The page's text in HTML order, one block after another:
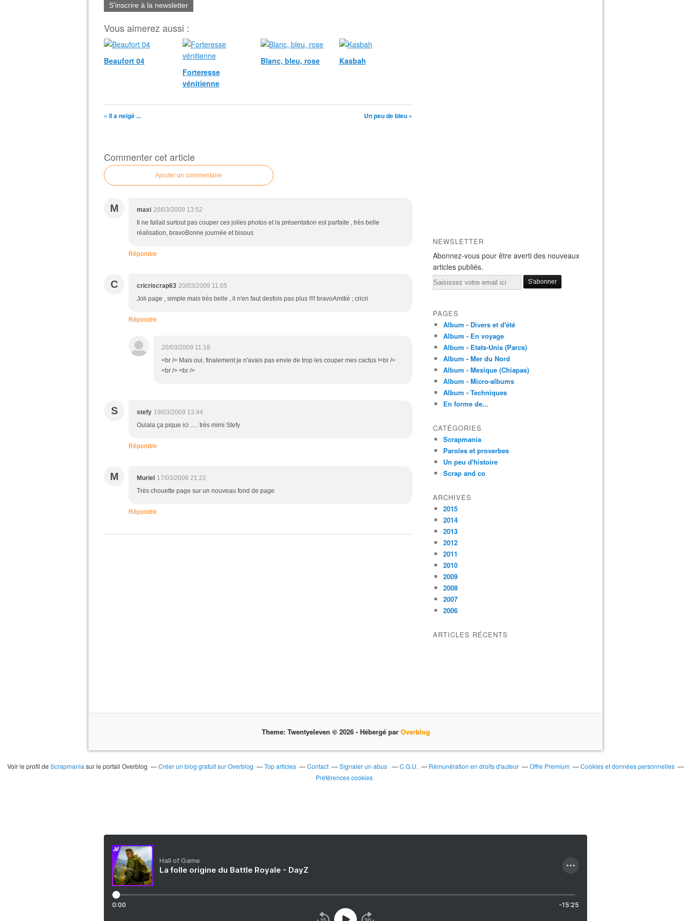
S'inscrire à la newsletter
Vous aimerez aussi :
Beaufort 04
Forteresse
vénitienne
Blanc, bleu, rose Kasbah
« Il a neigé ... Un peu de bleu »
Commenter cet article
Ajouter un commentaire
M maxi 20/03/2009 13:52
Il ne fallait surtout pas couper ces jolies photos et la présentation est parfaite , très belle
réalisation, bravoBonne journée et bisous
Répondre
C cricriscrap63 20/03/2009 11:05
Joli page , simple mais trés belle , il n'en faut desfois pas plus !!!! bravoAmitié ; cricri
Répondre
20/03/2009 11:18
<br /> Mais oui, finalement je n'avais pas envie de trop les couper mes cactus !<br />
<br /> <br />
S stefy 19/03/2009 13:44
Oulala ça pique ici ..... trés mimi Stefy
Répondre
M Muriel 17/03/2009 21:22
Très chouette page sur un nouveau fond de page
Répondre
NEWSLETTER
Abonnez-vous pour être averti des nouveaux
articles publiés.
Email
PAGES
Album - Divers et d'été
Album - En voyage
Album - Etats-Unis (Parcs)
Album - Mer du Nord
Album - Mexique (Chiapas)
Album - Micro-albums
Album - Techniques
En forme de...
CATÉGORIES
Scrapmania
Paroles et proverbes
Un peu d'histoire
Scrap and co
ARCHIVES
2015
2014
2013
2012
2011
2010
2009
2008
2007
2006
ARTICLES RÉCENTS
Theme: Twentyeleven © 2026 - Hébergé par Overblog
Voir le profil de Scrapmania sur le portail Overblog Créer un blog gratuit sur Overblog Top articles Contact Signaler un abus C.G.U. Rémunération en droits d'auteur Offre Premium
Cookies et données personnelles
Préférences cookies
Hall of Game
La folle origine du Battle Royale - DayZ
0:00 -15:25